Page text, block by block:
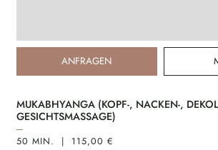
ANFRAGEN
MUKABHYANGA (KOPF-, NACKEN-,
GESICHTSMASSAGE)
50 MIN. | 115,00 €